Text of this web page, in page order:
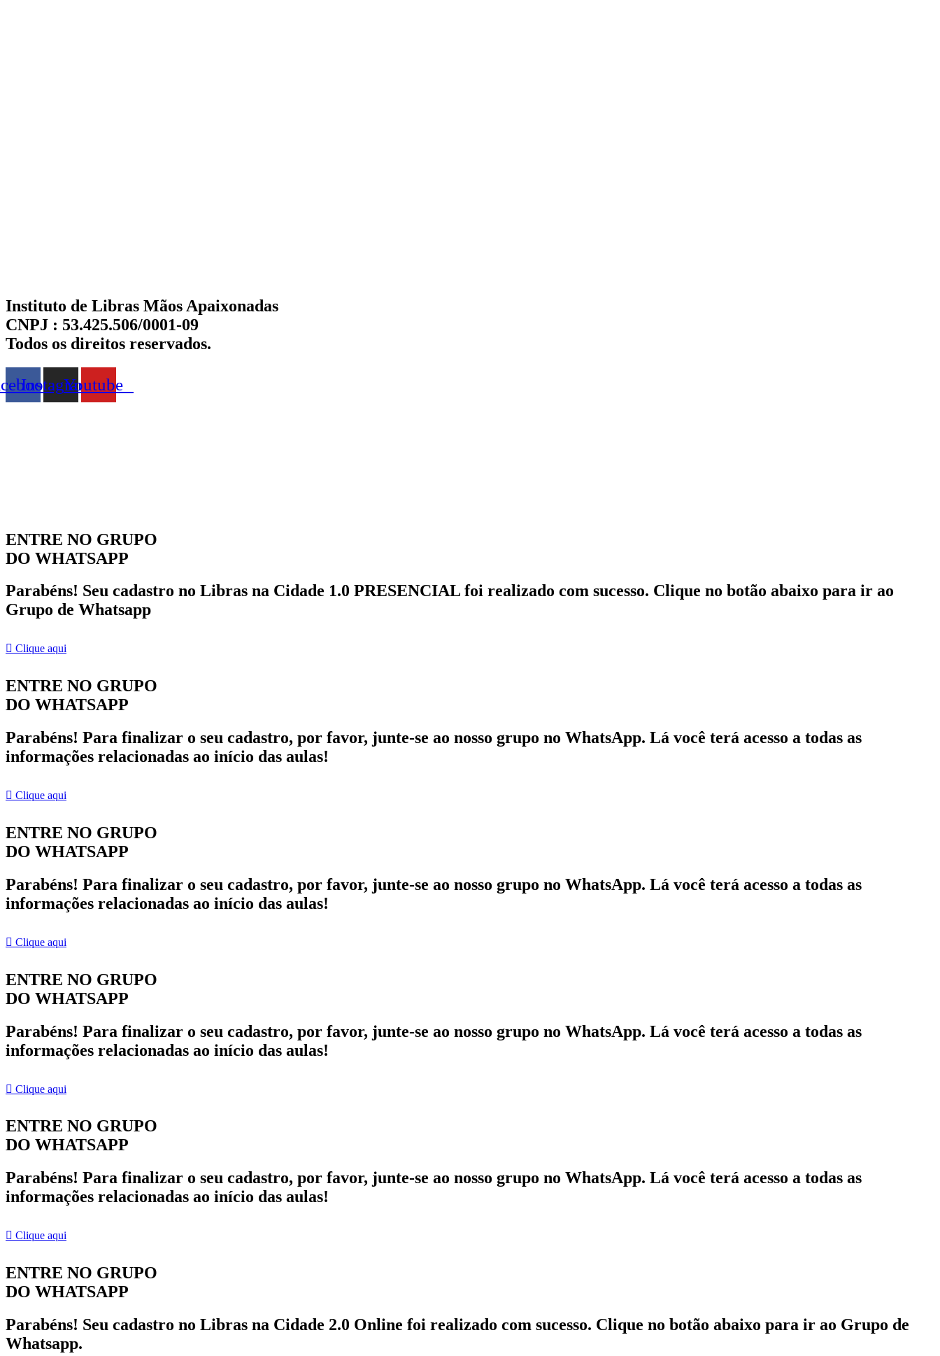
Instituto de Libras Mãos Apaixonadas
CNPJ : 53.425.506/0001-09
Todos os direitos reservados.
InstagramYoutube
ENTRE NO GRUPO
DO WHATSAPP
Parabéns! Seu cadastro no Libras na Cidade 1.0 PRESENCIAL foi realizado com sucesso. Clique no botão abaixo para ir ao
Grupo de Whatsapp
Clique aqui
ENTRE NO GRUPO
DO WHATSAPP
Parabéns! Para finalizar o seu cadastro, por favor, junte-se ao nosso grupo no WhatsApp. Lá você terá acesso a todas as
informações relacionadas ao início das aulas!
Clique aqui
ENTRE NO GRUPO
DO WHATSAPP
Parabéns! Para finalizar o seu cadastro, por favor, junte-se ao nosso grupo no WhatsApp. Lá você terá acesso a todas as
informações relacionadas ao início das aulas!
Clique aqui
ENTRE NO GRUPO
DO WHATSAPP
Parabéns! Para finalizar o seu cadastro, por favor, junte-se ao nosso grupo no WhatsApp. Lá você terá acesso a todas as
informações relacionadas ao início das aulas!
Clique aqui
ENTRE NO GRUPO
DO WHATSAPP
Parabéns! Para finalizar o seu cadastro, por favor, junte-se ao nosso grupo no WhatsApp. Lá você terá acesso a todas as
informações relacionadas ao início das aulas!
Clique aqui
ENTRE NO GRUPO
DO WHATSAPP
Parabéns! Seu cadastro no Libras na Cidade 2.0 Online foi realizado com sucesso. Clique no botão abaixo para ir ao Grupo de
Whatsapp.